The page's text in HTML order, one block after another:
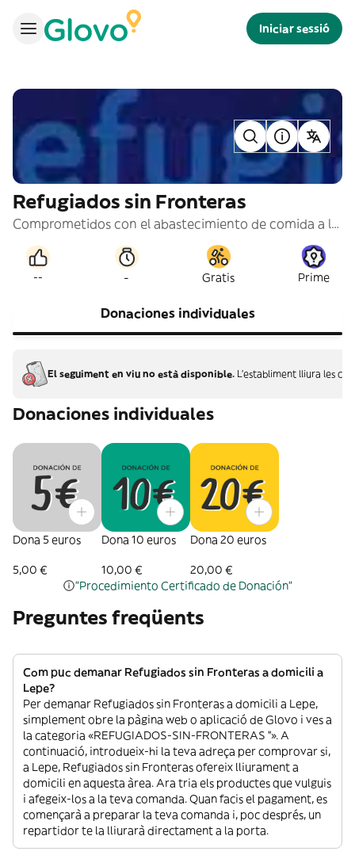
Iniciar sessió
Refugiados sin Fronteras
Comprometidos con el abastecimiento de comida a los colectivos más vulnerables, colaboramos con Refugiados sin Fronteras. Si lo deseas, puedes pedir tu certificado de donación. No aceptamos pagos en efectivo.
-- - Gratis Prime
Donaciones individuales
El seguiment en viu no està disponible. L'establiment lliura les
Donaciones individuales
Dona 5 euros
5,00 €
Dona 10 euros
10,00 €
Dona 20 euros
20,00 €
"Procedimiento Certificado de Donación"
Preguntes freqüents
Com puc demanar Refugiados sin Fronteras a domicili a
Lepe?
Per demanar Refugiados sin Fronteras a domicili a Lepe,
simplement obre la pàgina web o aplicació de Glovo i ves a
la categoria «REFUGIADOS-SIN-FRONTERAS ”». A
continuació, introdueix-hi la teva adreça per comprovar si,
a Lepe, Refugiados sin Fronteras ofereix lliurament a
domicili en aquesta àrea. Ara tria els productes que vulguis
i afegeix-los a la teva comanda. Quan facis el pagament, es
començarà a preparar la teva comanda i, poc després, un
repartidor te la lliurarà directament a la porta.